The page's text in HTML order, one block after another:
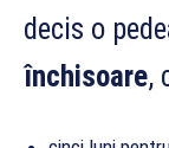
decis o
închisoare,